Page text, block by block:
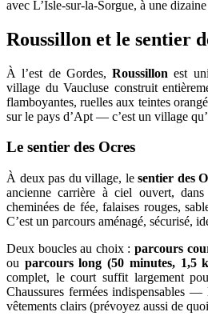
avec L’Isle-sur-la-Sorgue, à une
Roussillon et le sentier
À l’est de Gordes, Roussillon est
village du Vaucluse construit
flamboyantes, ruelles aux teintes
sur le pays d’Apt — c’est un village
Le sentier des Ocres
À deux pas du village, le sentier des
ancienne carrière à ciel ouvert,
cheminées de fée, falaises rouges,
C’est un parcours aménagé, sécurisé,
Deux boucles au choix : parcours
ou parcours long (50 minutes, 1,5
complet, le court suffit largement
Chaussures fermées indispensables —
vêtements clairs (prévoyez aussi de